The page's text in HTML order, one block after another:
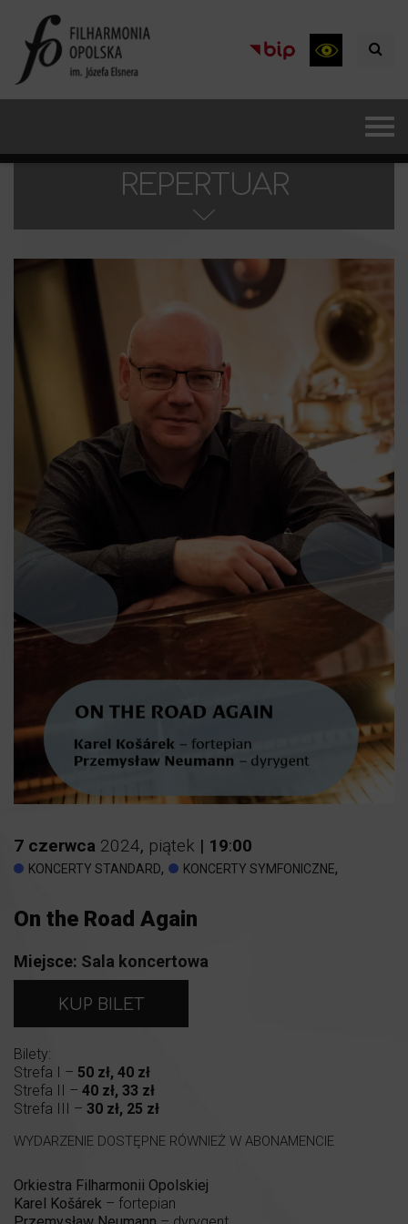
REPERTUAR
7 czerwca 2024, piątek | 19:00
KONCERTY STANDARD, KONCERTY SYMFONICZNE,
On the Road Again
Miejsce: Sala koncertowa
KUP BILET
Bilety:
Strefa I – 50 zł, 40 zł
Strefa II – 40 zł, 33 zł
Strefa III – 30 zł, 25 zł
WYDARZENIE DOSTĘPNE RÓWNIEŻ W ABONAMENCIE
Orkiestra Filharmonii Opolskiej
Karel Košárek – fortepian